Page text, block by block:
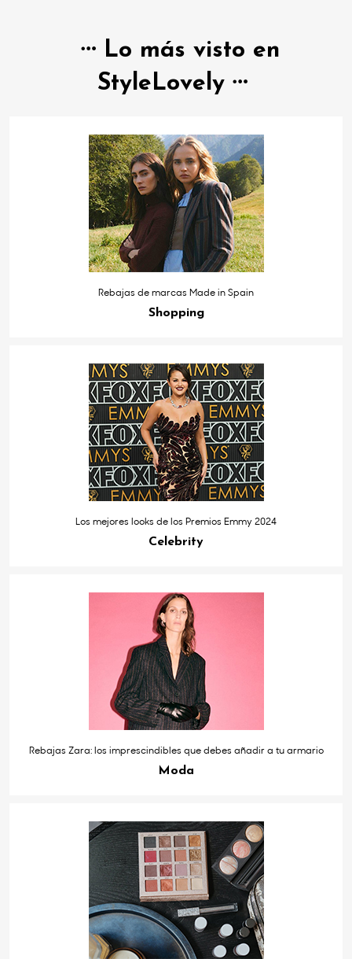
Lo más visto en
StyleLovely
Rebajas de marcas Made in Spain
Shopping
Los mejores looks de los Premios Emmy 2024
Celebrity
Rebajas Zara: los imprescindibles que debes añadir a tu armario
Moda